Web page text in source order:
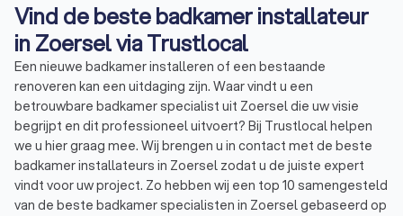
Vind de beste badkamer installateur
in Zoersel via Trustlocal
Een nieuwe badkamer installeren of een bestaande
renoveren kan een uitdaging zijn. Waar vindt u een
betrouwbare badkamer specialist uit Zoersel die uw visie
begrijpt en dit professioneel uitvoert? Bij Trustlocal helpen
we u hier graag mee. Wij brengen u in contact met de beste
badkamer installateurs in Zoersel zodat u de juiste expert
vindt voor uw project. Zo hebben wij een top 10 samengesteld
van de beste badkamer specialisten in Zoersel gebaseerd op